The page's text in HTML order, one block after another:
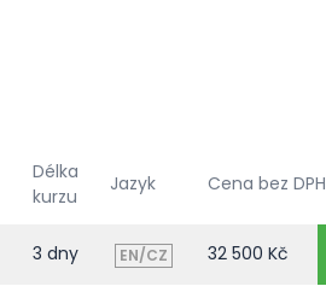
Délka
kurzu
Jazyk Cena bez DPH
3 dny EN/CZ 32 500 Kč